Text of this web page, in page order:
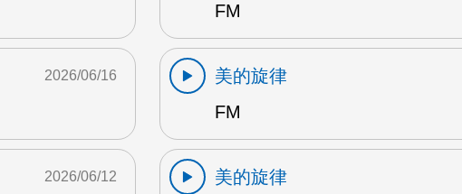
FM
2026/06/16
美的旋律
FM
2026/06/12 美的旋律